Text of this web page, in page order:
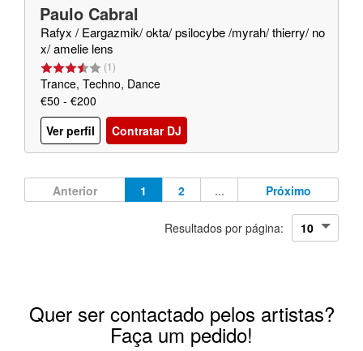
Paulo Cabral
Rafyx / Eargazmik/ okta/ psilocybe /myrah/ thierry/ no
x/ amelie lens
(1)
Trance, Techno, Dance
€50 - €200
Ver perfil
Contratar DJ
Anterior 1 2 ... Próximo
Resultados por página:
Quer ser contactado pelos artistas?
Faça um pedido!